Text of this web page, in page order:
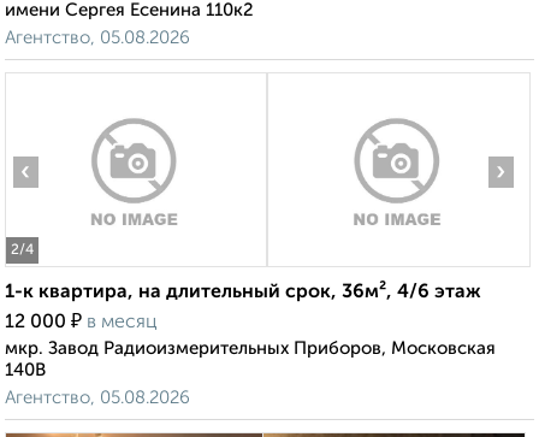
имени Сергея Есенина 110к2
Агентство, 05.08.2026
2/4
‹ ›
1-к квартира, на длительный срок, 36м², 4/6 этаж
12 000 ₽ в месяц
мкр. Завод Радиоизмерительных Приборов, Московская
140В
Агентство, 05.08.2026